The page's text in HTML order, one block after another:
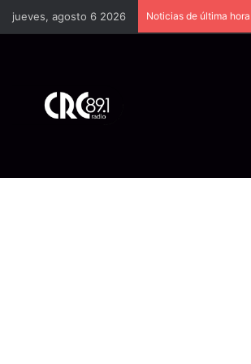
jueves, agosto 6 2026 Noticias de última hora